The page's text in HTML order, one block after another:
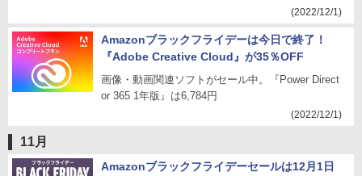
(2022/12/1)
Amazonブラックフライデーは今日で終了！
『Adobe Creative Cloud』が35％OFF
画像・動画関連ソフトがセール中。『Power Direct
or 365 1年版』は6,784円
(2022/12/1)
11月
Amazonブラックフライデーセールは12月1日